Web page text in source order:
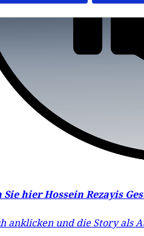
Sie hier Hossein Rezayis
anklicken und die Story als